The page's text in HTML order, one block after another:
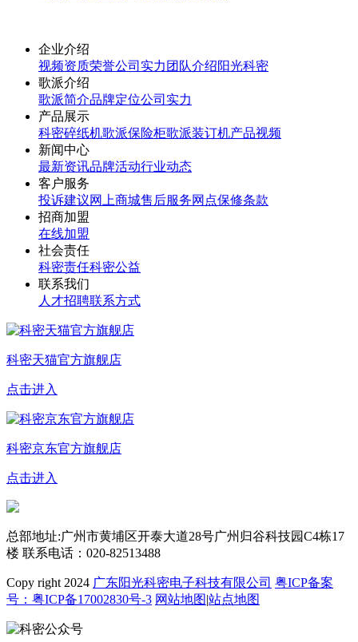
企业介绍
视频资质荣誉公司实力 团队介绍阳光科密
歌派介绍
歌派简介品牌定位公司实力
产品展示
科密碎纸机歌派保险柜歌派装订机产品视频
新闻中心
最新资讯品牌活动行业动态
客户服务
投诉建议网上商城售后服务网点保修条款
招商加盟
在线加盟
社会责任
科密责任科密公益
联系我们
人才招聘联系方式
科密天猫官方旗舰店
点击进入
科密京东官方旗舰店
点击进入
总部地址:广州市黄埔区开泰大道28号广州归谷科技园C4栋17
楼 联系电话：020-82513488
Copy right 2024 广东阳光科密电子科技有限公司 粤ICP备案
号：粤ICP备17002830号-3 网站地图|站点地图